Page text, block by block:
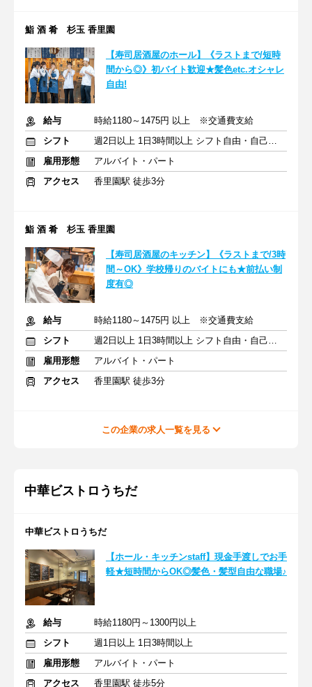
鮨 酒 肴 杉玉 香里園
【寿司居酒屋のホール】《ラストまで/短時
間から◎》初バイト歓迎★髪色etc.オシャレ
自由!
給与
時給1180～1475円 以上 ※交通費支給
シフト
週2日以上 1日3時間以上 シフト自由・自己申告
雇用形態
アルバイト・パート
アクセス
香里園駅 徒歩3分
鮨 酒 肴 杉玉 香里園
【寿司居酒屋のキッチン】《ラストまで/3時
間～OK》学校帰りのバイトにも★前払い制
度有◎
給与
時給1180～1475円 以上 ※交通費支給
シフト
週2日以上 1日3時間以上 シフト自由・自己申告
雇用形態
アルバイト・パート
アクセス
香里園駅 徒歩3分
この企業の求人一覧を見る
中華ビストロうちだ
中華ビストロうちだ
【ホール・キッチンstaff】現金手渡しでお手
軽★短時間からOK◎髪色・髪型自由な職場♪
給与
時給1180円～1300円以上
シフト
週1日以上 1日3時間以上
雇用形態
アルバイト・パート
アクセス
香里園駅 徒歩5分